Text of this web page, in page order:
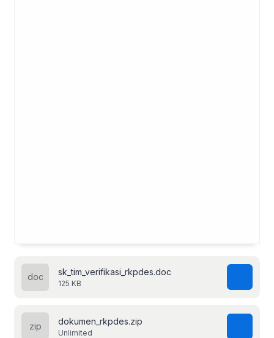
sk_tim_verifikasi_rkpdes.doc
125 KB
dokumen_rkpdes.zip
Unlimited